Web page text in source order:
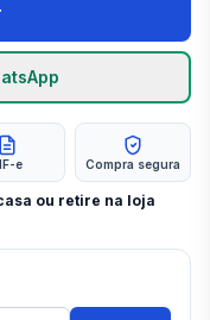
e Compra segura
ou retire na loja